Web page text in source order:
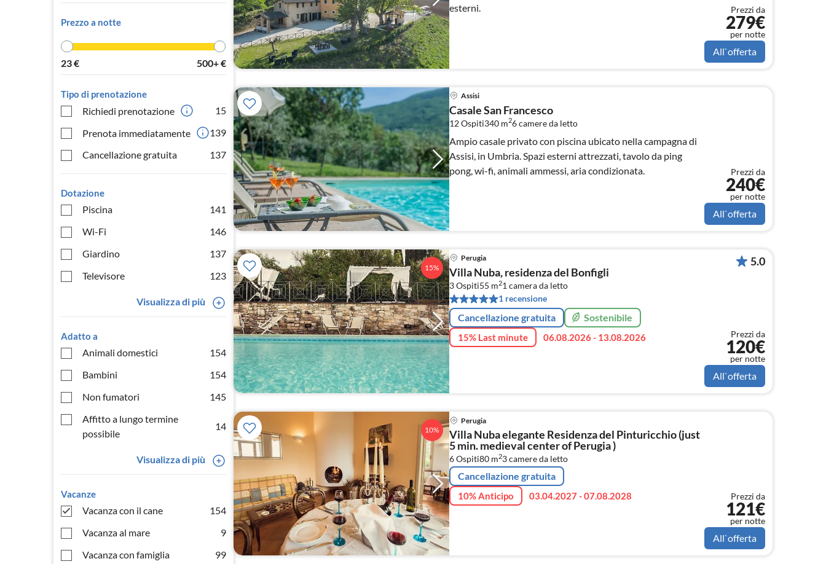
Prezzo a notte
23€ 500+€
Tipo di prenotazione
Richiedi prenotazione
15
Prenota immediatamente
139
Cancellazione gratuita
137
Dotazione
Piscina
141
Wi-Fi
146
Giardino
137
Televisore
123
Visualizza di più
Adatto a
Animali domestici
154
Bambini
154
Non fumatori
145
Affitto a lungo termine
possibile
14
Visualizza di più
Vacanze
Vacanza con il cane
154
Vacanza al mare
9
Vacanza con famiglia
99
esterni.
Prezzi da
279€
per notte
All`offerta
Assisi
Casale San Francesco
12 Ospiti340 m26camere da letto
Ampio casale privato con piscina ubicato nella campagna di
Assisi, in Umbria. Spazi esterni attrezzati, tavolo da ping
pong, wi-fi, animali ammessi, aria condizionata.
Prezzi da
240€
per notte
All`offerta
15%
Perugia
Villa Nuba, residenza del Bonfigli
3 Ospiti55 m21 camera da letto
1 recensione
Cancellazione gratuita Sostenibile
15% Last minute 06.08.2026 - 13.08.2026
5.0
Prezzi da
120€
per notte
All`offerta
10%
Perugia
Villa Nuba elegante Residenza del Pinturicchio (just
5 min. medieval center of Perugia )
6 Ospiti80 m23camere da letto
Cancellazione gratuita
10% Anticipo 03.04.2027 - 07.08.2028 Prezzi da
121€
per notte
All`offerta